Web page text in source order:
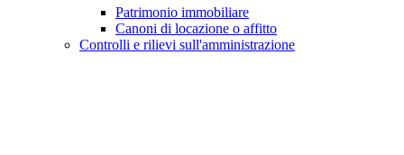
Patrimonio immobiliare
Canoni di locazione o affitto
Controlli e rilievi sull'amministrazione